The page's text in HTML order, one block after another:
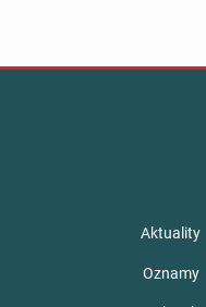
Aktuality
Oznamy